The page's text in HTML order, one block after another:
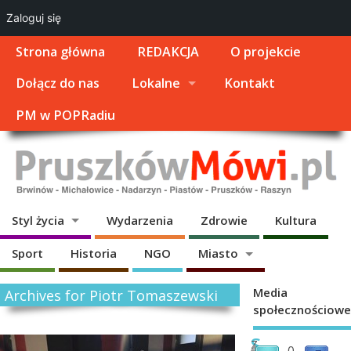
Strona główna REDAKCJA
O projekcie
Dołącz do nas
Lokalne
Kontakt
PM w POPRadiu
Styl życia Wydarzenia Zdrowie Kultura
Sport Historia NGO Miasto
Archives for Piotr Tomaszewski
S
Z
Media
społecznościowe
Zaloguj się